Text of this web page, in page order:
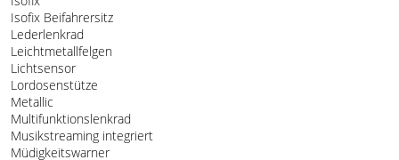
Isofix Beifahrersitz
Lederlenkrad
Leichtmetallfelgen
Lichtsensor
Lordosenstütze
Metallic
Multifunktionslenkrad
Musikstreaming integriert
Müdigkeitswarner